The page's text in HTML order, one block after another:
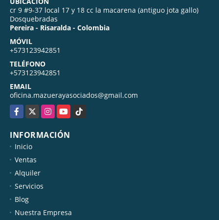
cr 9 #9-37 local 17 y 18 cc la macarena (antiguo jota gallo)
Dosquebradas
Pereira - Risaralda - Colombia
MÓVIL
+573123942851
TELÉFONO
+573123942851
EMAIL
oficina.mazuerayasociados@gmail.com
Facebook
X InstagramYouTubeTikTok
INFORMACIÓN
Inicio
Ventas
Alquiler
Servicios
Blog
Nuestra Empresa